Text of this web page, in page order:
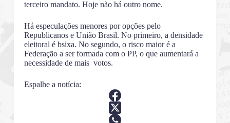
terceiro mandato. Hoje não há outro nome.
Há especulações menores por opções pelo
Republicanos e União Brasil. No primeiro, a densidade
eleitoral é bsixa. No segundo, o risco maior é a
Federação a ser formada com o PP, o que aumentará a
necessidade de mais votos.
Espalhe a notícia: